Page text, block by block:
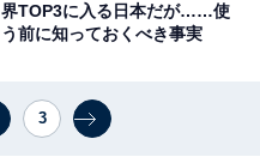
界TOP3に入る日本だが……使
う前に知っておくべき事実
3